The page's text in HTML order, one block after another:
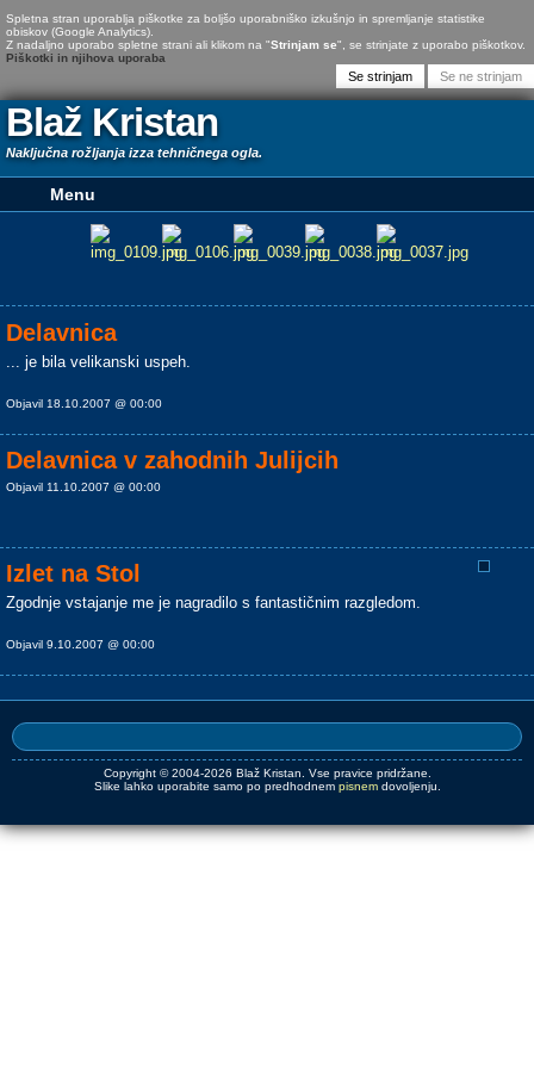
Spletna stran uporablja piškotke za boljšo uporabniško izkušnjo in spremljanje statistike
obiskov (Google Analytics).
Z nadaljno uporabo spletne strani ali klikom na "Strinjam se", se strinjate z uporabo piškotkov.
Piškotki in njihova uporaba
Blaž Kristan
Naključna rožljanja izza tehničnega ogla.
Delavnica
... je bila velikanski uspeh.
Objavil 18.10.2007 @ 00:00
Delavnica v zahodnih Julijcih
Objavil 11.10.2007 @ 00:00
Izlet na Stol
Zgodnje vstajanje me je nagradilo s fantastičnim razgledom.
Objavil 9.10.2007 @ 00:00
Copyright © 2004-2026 Blaž Kristan. Vse pravice pridržane.
Slike lahko uporabite samo po predhodnem pisnemdovoljenju.